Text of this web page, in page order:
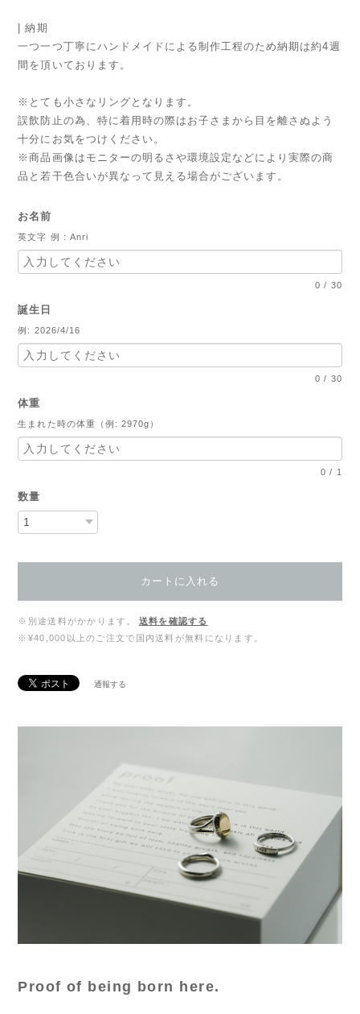
| 納期
一つ一つ丁寧にハンドメイドによる制作工程のため納期は約4週
間を頂いております。
※とても小さなリングとなります。
誤飲防止の為、特に着用時の際はお子さまから目を離さぬよう
十分にお気をつけください。
※商品画像はモニターの明るさや環境設定などにより実際の商
品と若干色合いが異なって見える場合がございます。
お名前
英文字 例 : Anri
0 / 30
誕生日
例: 2026/4/16
0 / 30
体重
生まれた時の体重（例: 2970g）
0 / 1
数量
カートに入れる
※別途送料がかかります。
送料を確認する
※¥40,000以上のご注文で国内送料が無料になります。
通報する
Proof of being born here.